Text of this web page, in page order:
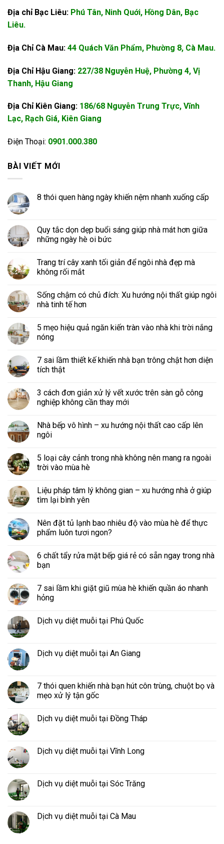
Địa chỉ Bạc Liêu: Phú Tân, Ninh Quới, Hồng Dân, Bạc
Liêu.
Địa Chỉ Cà Mau: 44 Quách Văn Phẩm, Phường 8, Cà Mau.
Địa Chỉ Hậu Giang: 227/38 Nguyễn Huệ, Phường 4, Vị
Thanh, Hậu Giang
Địa Chỉ Kiên Giang: 186/68 Nguyễn Trung Trực, Vĩnh
Lạc, Rạch Giá, Kiên Giang
Điện Thoại: 0901.000.380
BÀI VIẾT MỚI
8 thói quen hàng ngày khiến nệm nhanh xuống cấp
Quy tắc dọn dẹp buổi sáng giúp nhà mát hơn giữa
những ngày hè oi bức
Trang trí cây xanh tối giản để ngôi nhà đẹp mà
không rối mắt
Sống chậm có chủ đích: Xu hướng nội thất giúp ngôi
nhà tinh tế hơn
5 mẹo hiệu quả ngăn kiến tràn vào nhà khi trời nắng
nóng
7 sai lầm thiết kế khiến nhà bạn trông chật hơn diện
tích thật
3 cách đơn giản xử lý vết xước trên sàn gỗ công
nghiệp không cần thay mới
Nhà bếp vô hình – xu hướng nội thất cao cấp lên
ngôi
5 loại cây cảnh trong nhà không nên mang ra ngoài
trời vào mùa hè
Liệu pháp tâm lý không gian – xu hướng nhà ở giúp
tìm lại bình yên
Nên đặt tủ lạnh bao nhiêu độ vào mùa hè để thực
phẩm luôn tươi ngon?
6 chất tẩy rửa mặt bếp giá rẻ có sẵn ngay trong nhà
bạn
7 sai lầm khi giặt giũ mùa hè khiến quần áo nhanh
hỏng
Dịch vụ diệt muỗi tại Phú Quốc
Dịch vụ diệt muỗi tại An Giang
7 thói quen khiến nhà bạn hút côn trùng, chuột bọ và
mẹo xử lý tận gốc
Dịch vụ diệt muỗi tại Đồng Tháp
Dịch vụ diệt muỗi tại Vĩnh Long
Dịch vụ diệt muỗi tại Sóc Trăng
Dịch vụ diệt muỗi tại Cà Mau